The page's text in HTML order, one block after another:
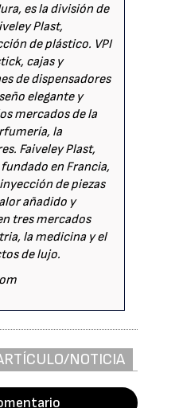
es la división de
Plast,
de plástico. VPI
cajas y
de dispensadores
elegante y
mercados de la
la
Faiveley Plast,
en Francia,
de piezas
añadido y
tres mercados
la medicina y el
de lujo.
NOTICIA